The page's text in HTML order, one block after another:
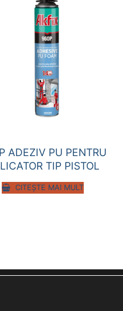
ADEZIV PU PENTRU
TIP PISTOL
CITEȘTE MAI MULT